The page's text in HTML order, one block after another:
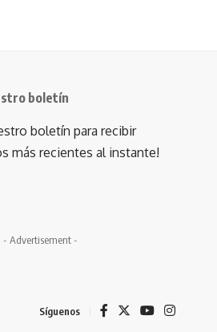
boletín
boletín para recibir
más recientes al instante!
- Advertisement -
Síguenos